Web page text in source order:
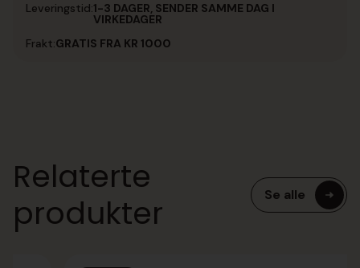
Leveringstid:1-3 DAGER, SENDER SAMME DAG I
VIRKEDAGER
Frakt:GRATIS FRA KR 1000
Relaterte
produkter
Se alle